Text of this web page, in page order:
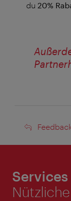
du 20%
Services